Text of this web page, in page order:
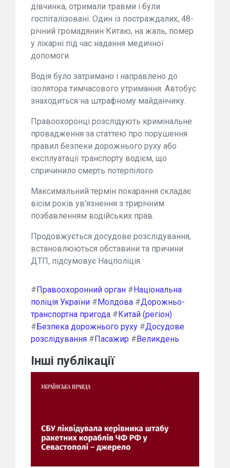
дівчинка, отримали травми і були
госпіталізовані. Один із постраждалих, 48-
річний громадянин Китаю, на жаль, помер
у лікарні під час надання медичної
допомоги.
Водія було затримано і направлено до
ізолятора тимчасового утримання. Автобус
знаходиться на штрафному майданчику.
Правоохоронці розслідують кримінальне
провадження за статтею про порушення
правил безпеки дорожнього руху або
експлуатації транспорту водієм, що
спричинило смерть потерпілого.
Максимальний термін покарання складає
вісім років ув'язнення з трирічним
позбавленням водійських прав.
Продовжується досудове розслідування,
встановлюються обставини та причини
ДТП, підсумовує Нацполіція.
#Правоохоронний орган #Національна
поліція України #Молдова #Дорожньо-
транспортна пригода #Китай (регіон)
#Безпека дорожнього руху #Досудове
розслідування #Пасажир #Великдень
Інші публікації